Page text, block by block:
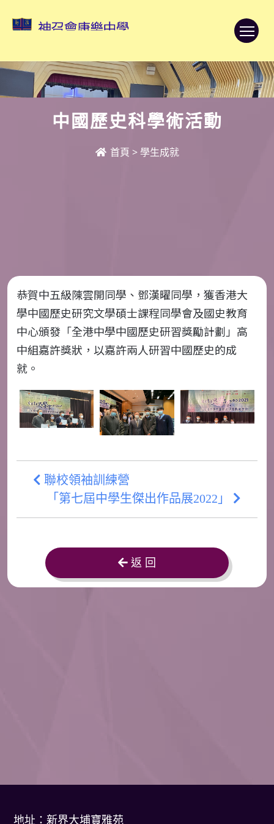
中國歷史科學術活動
首頁 > 學生成就
恭賀中五級陳雲開同學、鄧漢曜同學，獲香港大
學中國歷史研究文學碩士課程同學會及國史教育
中心頒發「全港中學中國歷史研習獎勵計劃」高
中組嘉許獎狀，以嘉許兩人研習中國歷史的成
就。
聯校領袖訓練營
「第七屆中學生傑出作品展2022」
返 回
地址：新界大埔寶雅苑